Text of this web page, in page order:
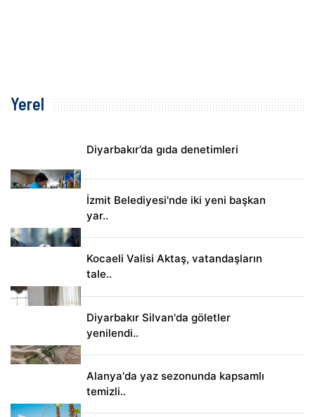
Yerel
Diyarbakır’da gıda denetimleri
İzmit Belediyesi'nde iki yeni başkan
yar..
Kocaeli Valisi Aktaş, vatandaşların
tale..
Diyarbakır Silvan'da göletler
yenilendi..
Alanya'da yaz sezonunda kapsamlı
temizli..